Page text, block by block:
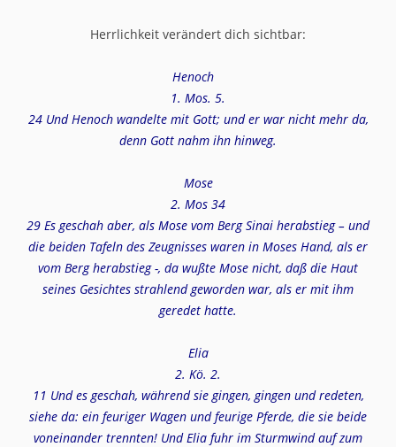
Herrlichkeit verändert dich sichtbar:
Henoch
1. Mos. 5.
24 Und Henoch wandelte mit Gott; und er war nicht mehr da,
denn Gott nahm ihn hinweg.
Mose
2. Mos 34
29 Es geschah aber, als Mose vom Berg Sinai herabstieg – und
die beiden Tafeln des Zeugnisses waren in Moses Hand, als er
vom Berg herabstieg -, da wußte Mose nicht, daß die Haut
seines Gesichtes strahlend geworden war, als er mit ihm
geredet hatte.
Elia
2. Kö. 2.
11 Und es geschah, während sie gingen, gingen und redeten,
siehe da: ein feuriger Wagen und feurige Pferde, die sie beide
voneinander trennten! Und Elia fuhr im Sturmwind auf zum